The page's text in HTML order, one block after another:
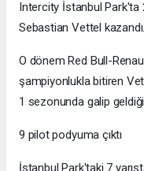
Intercity İstanbul Park'ta
Sebastian Vettel kazandı.
O dönem Red Bull-
şampiyonlukla bitiren
1 sezonunda galip
9 pilot podyuma çıktı
İstanbul Park'taki 7